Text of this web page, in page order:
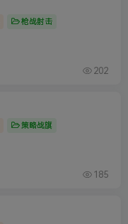
枪战射击
202
策略战旗
185